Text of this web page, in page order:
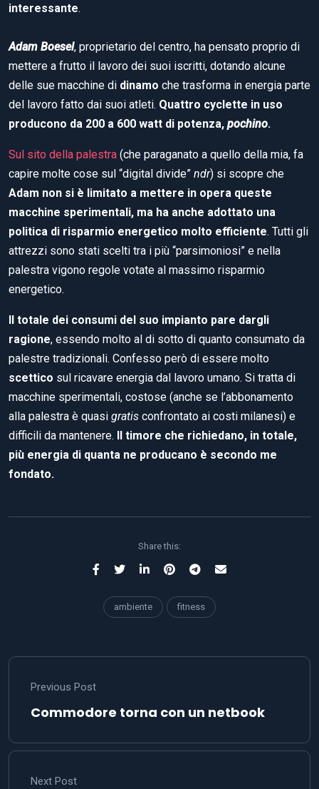
interessante.
Adam Boesel, proprietario del centro, ha pensato proprio di
mettere a frutto il lavoro dei suoi iscritti, dotando alcune
delle sue macchine di dinamo che trasforma in energia parte
del lavoro fatto dai suoi atleti. Quattro cyclette in uso
producono da 200 a 600 watt di potenza, pochino.
Sul sito della palestra (che paraganato a quello della mia, fa
capire molte cose sul “digital divide” ndr) si scopre che
Adam non si è limitato a mettere in opera queste
macchine sperimentali, ma ha anche adottato una
politica di risparmio energetico molto efficiente. Tutti gli
attrezzi sono stati scelti tra i più “parsimoniosi” e nella
palestra vigono regole votate al massimo risparmio
energetico.
Il totale dei consumi del suo impianto pare dargli
ragione, essendo molto al di sotto di quanto consumato da
palestre tradizionali. Confesso però di essere molto
scettico sul ricavare energia dal lavoro umano. Si tratta di
macchine sperimentali, costose (anche se l’abbonamento
alla palestra è quasi gratis confrontato ai costi milanesi) e
difficili da mantenere. Il timore che richiedano, in totale,
più energia di quanta ne producano è secondo me
fondato.
Share this:
ambiente fitness
Previous Post
Commodore torna con un netbook
Next Post